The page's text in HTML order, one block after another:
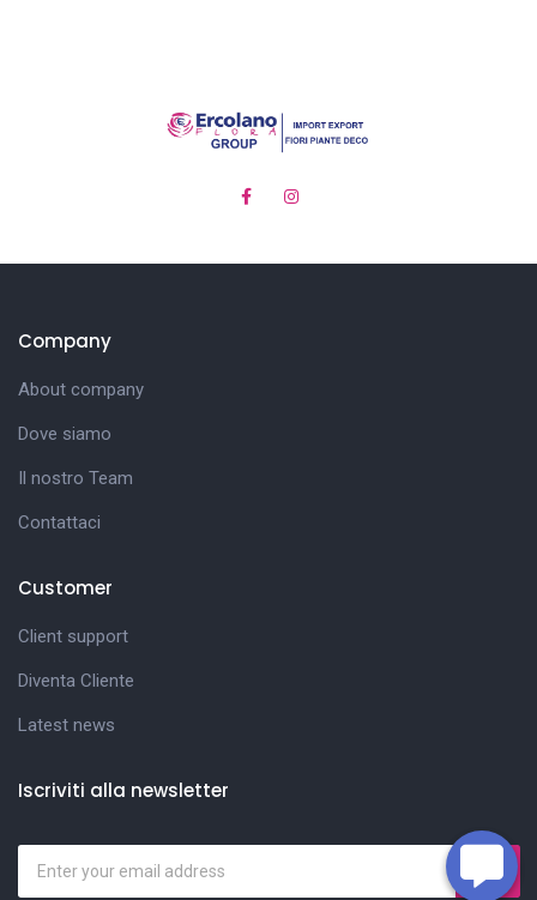
Company
About company
Dove siamo
Il nostro Team
Contattaci
Customer
Client support
Diventa Cliente
Latest news
Iscriviti alla newsletter